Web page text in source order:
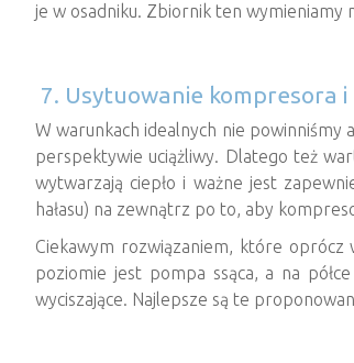
je w osadniku. Zbiornik ten wymieniamy
7. Usytuowanie kompresora i
W warunkach idealnych nie powinniśmy
perspektywie uciążliwy. Dlatego też
wytwarzają ciepło i ważne jest
hałasu) na zewnątrz po to, aby
Ciekawym rozwiązaniem, które oprócz
poziomie jest pompa ssąca, a na
wyciszające. Najlepsze są te